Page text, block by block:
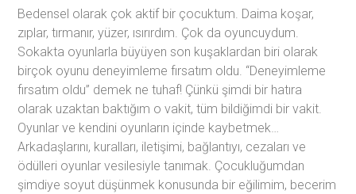
Bedensel olarak çok aktif bir çocuktum. Daima koşar,
zıplar, tırmanır, yüzer, ısırırdım. Çok da oyuncuydum.
Sokakta oyunlarla büyüyen son kuşaklardan biri olarak
birçok oyunu deneyimleme fırsatım oldu. “Deneyimleme
fırsatım oldu” demek ne tuhaf! Çünkü şimdi bir hatıra
olarak uzaktan baktığım o vakit, tüm bildiğimdi bir vakit.
Oyunlar ve kendini oyunların içinde kaybetmek…
Arkadaşlarını, kuralları, iletişimi, bağlantıyı, cezaları ve
ödülleri oyunlar vesilesiyle tanımak. Çocukluğumdan
şimdiye soyut düşünmek konusunda bir eğilimim, becerim